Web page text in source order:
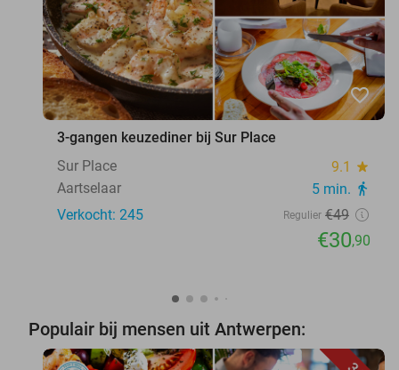
favorite_border
3-gangen keuzediner bij Sur Place
Sur Place
9.1 star
Aartselaar 5 min. directions_walk
Verkocht: 245 Regulier €49
€30,90
Populair bij mensen uit Antwerpen: